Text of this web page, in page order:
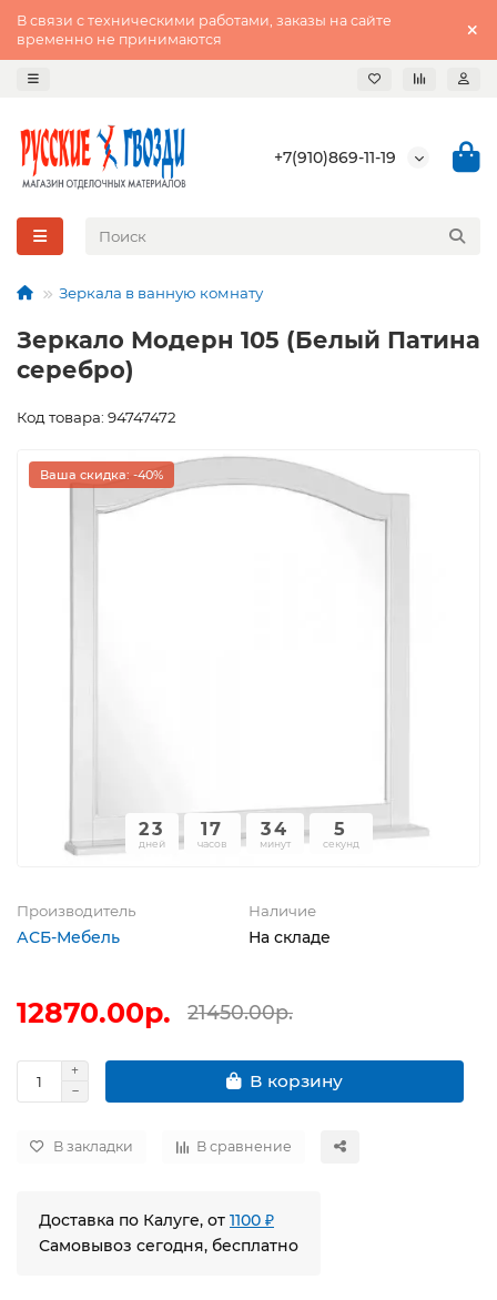
В связи с техническими работами, заказы на сайте
временно не принимаются
+7(910)869-11-19
Зеркала в ванную комнату
Зеркало Модерн 105 (Белый Патина
серебро)
Код товара: 94747472
Ваша скидка: -40%
23
дней
17
часов
34
минут
5
секунд
Производитель
АСБ-Мебель
Наличие
На складе
12870.00р. 21450.00р.
В корзину
В закладки В сравнение
Доставка по Калуге, от 1100 ₽
Самовывоз сегодня, бесплатно